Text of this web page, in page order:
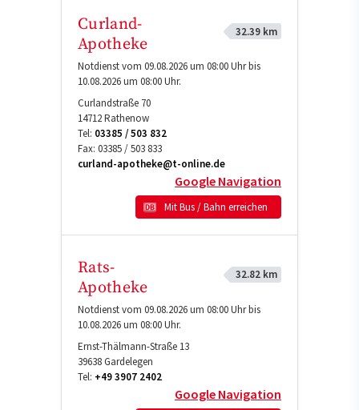
Curland-
Apotheke
32.39 km
Notdienst vom 09.08.2026 um 08:00 Uhr bis
10.08.2026 um 08:00 Uhr.
Curlandstraße 70
14712Rathenow
Tel: 03385 / 503 832
Fax: 03385 / 503 833
curland-apotheke@t-online.de
Google Navigation
Mit Bus / Bahn erreichen
Rats-
Apotheke
32.82 km
Notdienst vom 09.08.2026 um 08:00 Uhr bis
10.08.2026 um 08:00 Uhr.
Ernst-Thälmann-Straße 13
39638Gardelegen
Tel: +49 3907 2402
Google Navigation